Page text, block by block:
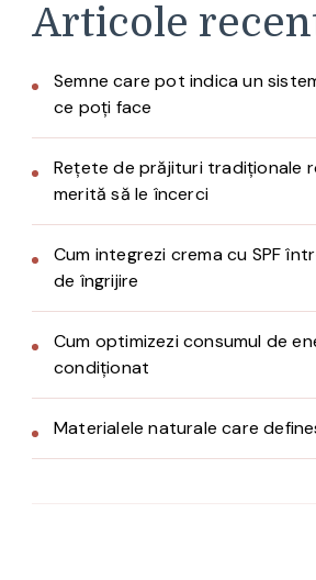
Articole
Semne care pot indica un
ce poți face
Rețete de prăjituri tradiționale
merită să le încerci
Cum integrezi crema cu SPF
de îngrijire
Cum optimizezi consumul de
condiționat
Materialele naturale care